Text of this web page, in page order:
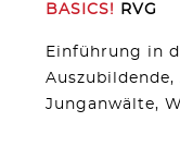
BASICS! RVG
Einführung in
Auszubildende,
Junganwälte,